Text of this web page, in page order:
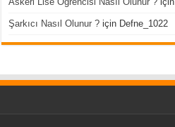
Şarkıcı Nasıl Olunur ? için Defne_1022